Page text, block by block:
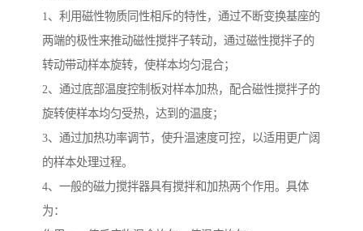
1、利用磁性物质同性相斥的特性，通过不断变换基座的
两端的极性来推动磁性搅拌子转动，通过磁性搅拌子的
转动带动样本旋转，使样本均匀混合；
2、通过底部温度控制板对样本加热，配合磁性搅拌子的
旋转使样本均匀受热，达到的温度；
3、通过加热功率调节，使升温速度可控，以适用更广阔
的样本处理过程。
4、一般的磁力搅拌器具有搅拌和加热两个作用。具体
为：